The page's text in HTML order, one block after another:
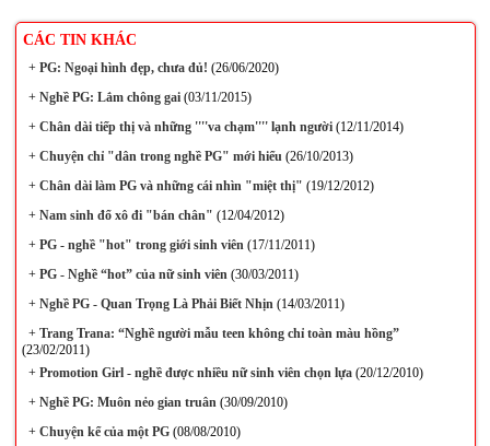
CÁC TIN KHÁC
+PG: Ngoại hình đẹp, chưa đủ! (26/06/2020)
+Nghề PG: Lắm chông gai(03/11/2015)
+Chân dài tiếp thị và những ''''va chạm'''' lạnh người(12/11/2014)
+Chuyện chỉ "dân trong nghề PG" mới hiểu(26/10/2013)
+Chân dài làm PG và những cái nhìn "miệt thị" (19/12/2012)
+Nam sinh đổ xô đi "bán chân" (12/04/2012)
+PG - nghề "hot" trong giới sinh viên(17/11/2011)
+PG - Nghề “hot” của nữ sinh viên(30/03/2011)
+Nghề PG - Quan Trọng Là Phải Biết Nhịn(14/03/2011)
+Trang Trana: “Nghề người mẫu teen không chỉ toàn màu hồng”
(23/02/2011)
+Promotion Girl - nghề được nhiều nữ sinh viên chọn lựa(20/12/2010)
+Nghề PG: Muôn nẻo gian truân(30/09/2010)
+Chuyện kể của một PG(08/08/2010)